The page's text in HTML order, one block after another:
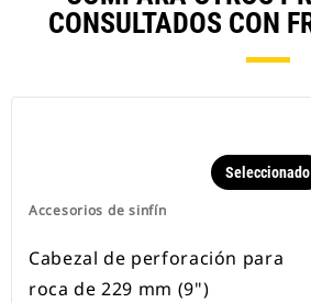
CONSULTADOS CON
Accesorios de sinfín
Seleccionado
Cabezal de perforación para
roca de 229 mm (9")